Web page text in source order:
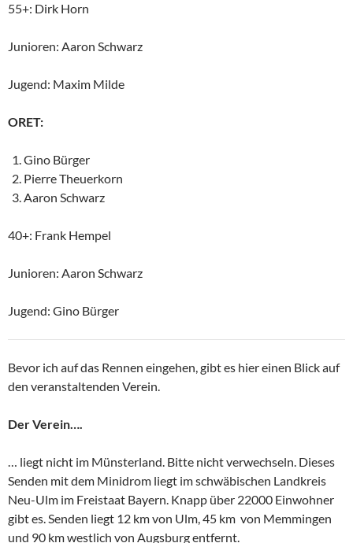
55+: Dirk Horn
Junioren: Aaron Schwarz
Jugend: Maxim Milde
ORET:
Gino Bürger
Pierre Theuerkorn
Aaron Schwarz
40+: Frank Hempel
Junioren: Aaron Schwarz
Jugend: Gino Bürger
Bevor ich auf das Rennen eingehen, gibt es hier einen Blick auf
den veranstaltenden Verein.
Der Verein….
… liegt nicht im Münsterland. Bitte nicht verwechseln. Dieses
Senden mit dem Minidrom liegt im schwäbischen Landkreis
Neu-Ulm im Freistaat Bayern. Knapp über 22000 Einwohner
gibt es. Senden liegt 12 km von Ulm, 45 km von Memmingen
und 90 km westlich von Augsburg entfernt.